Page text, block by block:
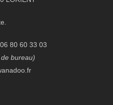
80 60 33 03
bureau)